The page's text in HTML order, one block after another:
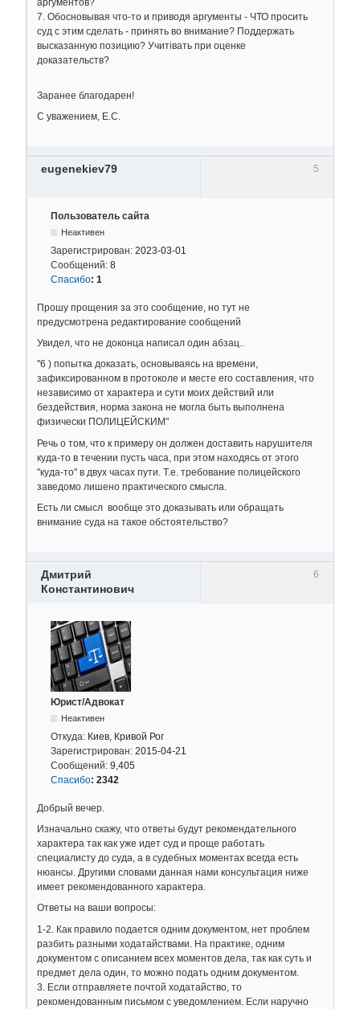
7. Обосновывая что-то и приводя аргументы - ЧТО просить
суд с этим сделать - принять во внимание? Поддержать
высказанную позицию? Учитівать при оценке
доказательств?
Заранее благодарен!
С уважением, Е.С.
5
eugenekiev79
Пользователь сайта
Неактивен
Зарегистрирован: 2023-03-01
Сообщений: 8
Спасибо: 1
Прошу прощения за это сообщение, но тут не
предусмотрена редактирование сообщений
Увидел, что не доконца написал один абзац..
"6 ) попытка доказать, основываясь на времени,
зафиксированном в протоколе и месте его составления, что
независимо от характера и сути моих действий или
бездействия, норма закона не могла быть выполнена
физически ПОЛИЦЕЙСКИМ"
Речь о том, что к примеру он должен доставить нарушителя
куда-то в течении пусть часа, при этом находясь от этого
"куда-то" в двух часах пути. Т.е. требование полицейского
заведомо лишено практического смысла.
Есть ли смысл вообще это доказывать или обращать
внимание суда на такое обстоятельство?
6
Дмитрий
Константинович
Юрист/Адвокат
Неактивен
Откуда: Киев, Кривой Рог
Зарегистрирован: 2015-04-21
Сообщений: 9,405
Спасибо: 2342
Добрый вечер.
Изначально скажу, что ответы будут рекомендательного
характера так как уже идет суд и проще работать
специалисту до суда, а в судебных моментах всегда есть
нюансы. Другими словами данная нами консультация ниже
имеет рекомендованного характера.
Ответы на ваши вопросы:
1-2. Как правило подается одним документом, нет проблем
разбить разными ходатайствами. На практике, одним
документом с описанием всех моментов дела, так как суть и
предмет дела один, то можно подать одним документом.
3. Если отправляете почтой ходатайство, то
рекомендованным письмом с уведомлением. Если наручно